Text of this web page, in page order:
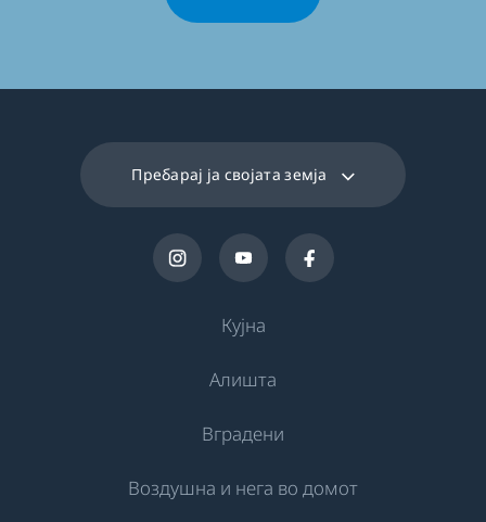
Пребарај ја својата земја
Кујна
Фрижидери
Замрзнувачи
Алишта
Машини за перење
Самостојни машини за перење
Вградени
Воздушна и нега во домот